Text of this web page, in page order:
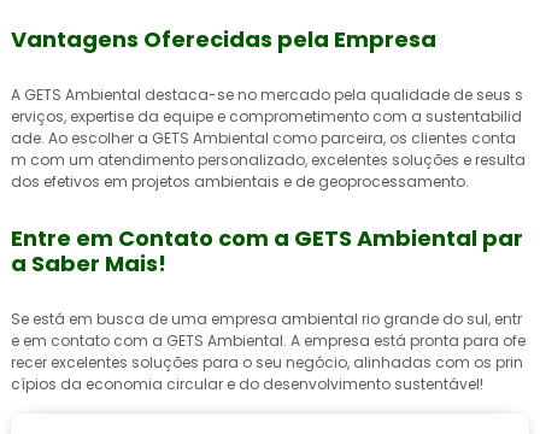
Vantagens Oferecidas pela Empresa
A GETS Ambiental destaca-se no mercado pela qualidade de seus s
erviços, expertise da equipe e comprometimento com a sustentabilid
ade. Ao escolher a GETS Ambiental como parceira, os clientes conta
m com um atendimento personalizado, excelentes soluções e resulta
dos efetivos em projetos ambientais e de geoprocessamento.
Entre em Contato com a GETS Ambiental par
a Saber Mais!
Se está em busca de uma empresa ambiental rio grande do sul, entr
e em contato com a GETS Ambiental. A empresa está pronta para ofe
recer excelentes soluções para o seu negócio, alinhadas com os prin
cípios da economia circular e do desenvolvimento sustentável!